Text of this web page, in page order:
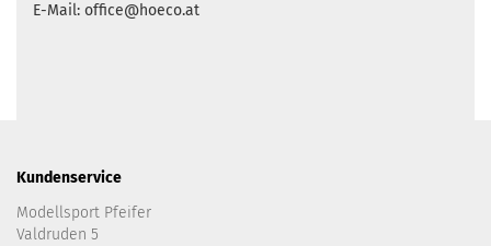
E-Mail: office@hoeco.at
Kundenservice
Modellsport Pfeifer
Valdruden 5